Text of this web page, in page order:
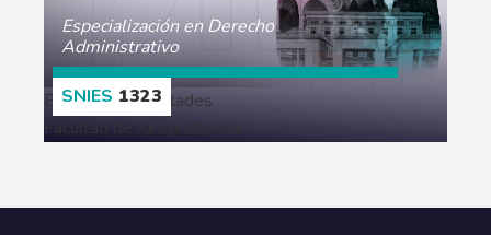
Escuelas y Facultades
Facultad de Jurisprudencia
Especialización en Derecho
Administrativo
1323